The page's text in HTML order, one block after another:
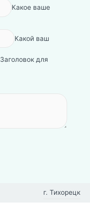
Какое ваше
Какой ваш
Заголовок для
г. Тихорецк